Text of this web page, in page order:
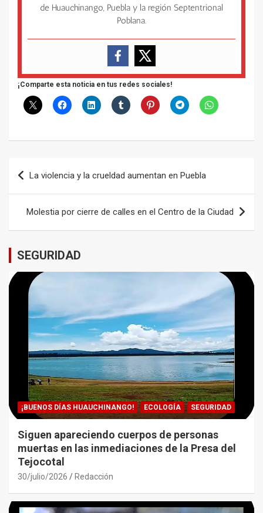
de Huauchinango, Puebla y la región Septentrional
Poblana.
¡Comparte esta noticia en tus redes sociales!
Navegación
de
entradas
La violencia y la crueldad aumentan en Puebla
Molestia por cierre de calles en el Centro de la Ciudad
SEGURIDAD
¡BUENOS DÍAS HUAUCHINANGO! ECOLOGÍA SEGURIDAD
Siguen apareciendo cuerpos de personas
muertas en las inmediaciones de la Presa del
Tejocotal
30/julio/2026 Redacción